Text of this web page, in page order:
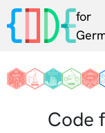
for
Code